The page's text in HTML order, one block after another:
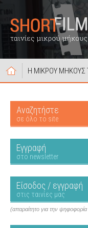
Η ΜΙΚΡΟΥ ΜΗΚΟΥΣ
Αναζητήστε
σε όλο το site
Εγγραφή
στο newsletter
Είσοδος / εγγραφή
στις ταινίες μας
(απαραίτητο για την